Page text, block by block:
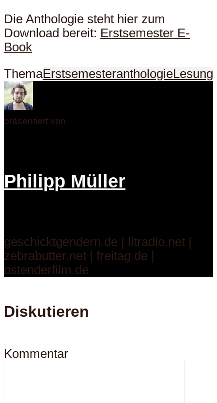
Die Anthologie steht hier zum
Download bereit: Erstsemester E-
Book
ThemaErstsemesteranthologieLesung
präsentiert von
Philipp Müller
geschicktgendern.de | litradio.net |
zebrabutter.net | freitag.de |
ostenderfilm.de
Diskutieren
Kommentar